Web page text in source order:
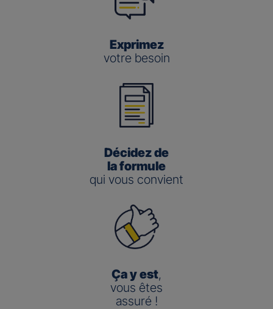
Exprimez
votre besoin
Décidez de
la formule
qui vous convient
Ça y est,
vous êtes
assuré !